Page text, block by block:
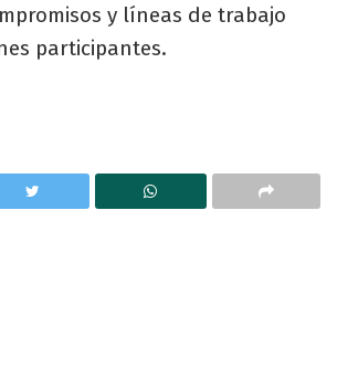
y líneas de trabajo
participantes.